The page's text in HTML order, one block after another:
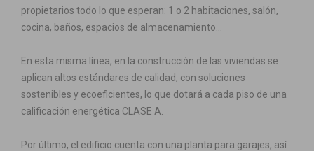
propietarios todo lo que esperan: 1 o 2 habitaciones, salón,
cocina, baños, espacios de almacenamiento…
En esta misma línea, en la construcción de las viviendas se
aplican altos estándares de calidad, con soluciones
sostenibles y ecoeficientes, lo que dotará a cada piso de una
calificación energética CLASE A.
Por último, el edificio cuenta con una planta para garajes, así